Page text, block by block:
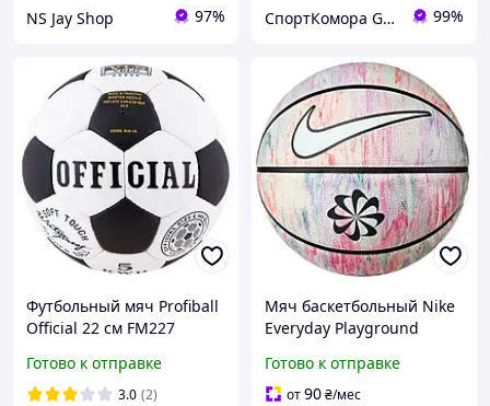
NS Jay Shop 97% СпортКомора GalaBola 99%
Футбольный мяч Profiball
Official 22 см FM227
Готово к отправке
3.0 (2)
Мяч баскетбольный Nike
Everyday Playground
6)
Готово к отправке
от90₴/мес